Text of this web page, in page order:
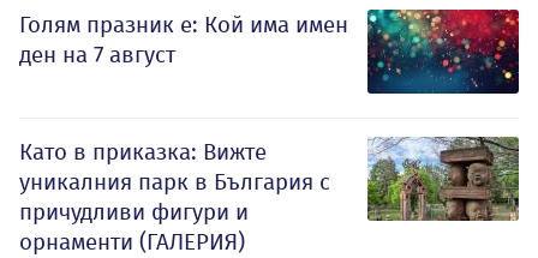
Голям празник е: Кой има имен
ден на 7 август
Като в приказка: Вижте
уникалния парк в България с
причудливи фигури и
орнаменти (ГАЛЕРИЯ)